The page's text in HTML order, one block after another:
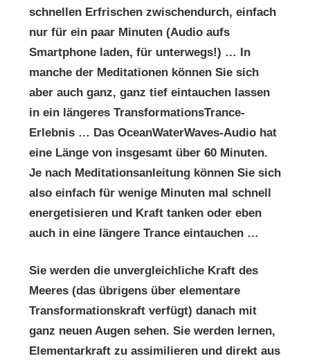
schnellen Erfrischen zwischendurch, einfach
nur für ein paar Minuten (Audio aufs
Smartphone laden, für unterwegs!) … In
manche der Meditationen können Sie sich
aber auch ganz, ganz tief eintauchen lassen
in ein längeres TransformationsTrance-
Erlebnis … Das OceanWaterWaves-Audio hat
eine Länge von insgesamt über 60 Minuten.
Je nach Meditationsanleitung können Sie sich
also einfach für wenige Minuten mal schnell
energetisieren und Kraft tanken oder eben
auch in eine längere Trance eintauchen …
Sie werden die unvergleichliche Kraft des
Meeres (das übrigens über elementare
Transformationskraft verfügt) danach mit
ganz neuen Augen sehen. Sie werden lernen,
Elementarkraft zu assimilieren und direkt aus